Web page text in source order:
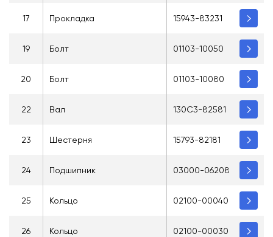
17 Прокладка 15943-83231
19 Болт 01103-10050
20 Болт 01103-10080
22 Вал 130C3-82581
23 Шестерня 15793-82181
24 Подшипник 03000-06208
25 Кольцо 02100-00040
26 Кольцо 02100-00030